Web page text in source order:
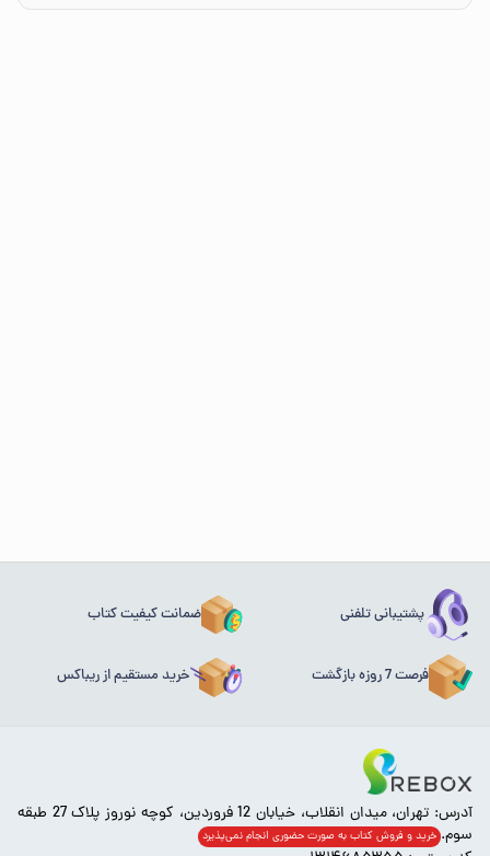
پشتیبانی تلفنی ضمانت کیفیت کتاب
فرصت 7 روزه بازگشت خرید مستقیم از ریباکس
آدرس: تهران، میدان انقلاب، خیابان 12 فروردین، کوچه نوروز پلاک 27 طبقه
سوم. خرید و فروش کتاب به صورت حضوری انجام‌ نمی‌پذیرد